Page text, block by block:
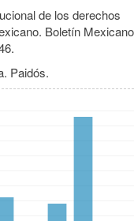
de los derechos
Boletín Mexicano
Paidós.